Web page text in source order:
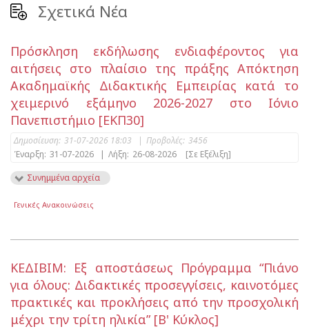
Σχετικά Νέα
Πρόσκληση εκδήλωσης ενδιαφέροντος για
αιτήσεις στο πλαίσιο της πράξης Απόκτηση
Ακαδημαϊκής Διδακτικής Εμπειρίας κατά το
χειμερινό εξάμηνο 2026-2027 στο Ιόνιο
Πανεπιστήμιο [ΕΚΠ30]
Δημοσίευση: 31-07-2026 18:03 | Προβολές: 3456
Έναρξη: 31-07-2026 | Λήξη: 26-08-2026
[Σε Εξέλιξη]
Συνημμένα αρχεία
Γενικές Ανακοινώσεις
ΚΕΔΙΒΙΜ: Εξ αποστάσεως Πρόγραμμα “Πιάνο
για όλους: Διδακτικές προσεγγίσεις, καινοτόμες
πρακτικές και προκλήσεις από την προσχολική
μέχρι την τρίτη ηλικία” [Β' Κύκλος]